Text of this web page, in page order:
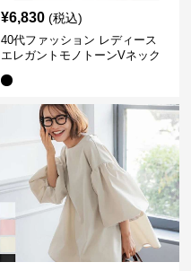
¥6,830 (税込)
40代ファッション レディース
エレガントモノトーンVネック